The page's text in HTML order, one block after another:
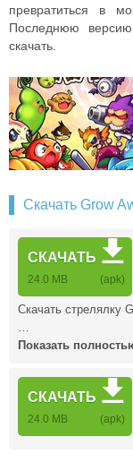
превратиться в
Последнюю
скачать.
Скачать Grow
СКАЧАТЬ
24.0 MB (apk)
Скачать стрелялку
…
Показать
СКАЧАТЬ
24.0 MB (apk)